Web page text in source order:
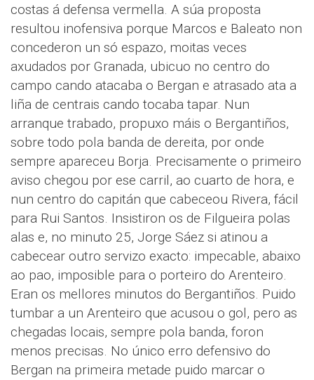
costas á defensa vermella. A súa proposta
resultou inofensiva porque Marcos e Baleato non
concederon un só espazo, moitas veces
axudados por Granada, ubicuo no centro do
campo cando atacaba o Bergan e atrasado ata a
liña de centrais cando tocaba tapar. Nun
arranque trabado, propuxo máis o Bergantiños,
sobre todo pola banda de dereita, por onde
sempre apareceu Borja. Precisamente o primeiro
aviso chegou por ese carril, ao cuarto de hora, e
nun centro do capitán que cabeceou Rivera, fácil
para Rui Santos. Insistiron os de Filgueira polas
alas e, no minuto 25, Jorge Sáez si atinou a
cabecear outro servizo exacto: impecable, abaixo
ao pao, imposible para o porteiro do Arenteiro.
Eran os mellores minutos do Bergantiños. Puido
tumbar a un Arenteiro que acusou o gol, pero as
chegadas locais, sempre pola banda, foron
menos precisas. No único erro defensivo do
Bergan na primeira metade puido marcar o